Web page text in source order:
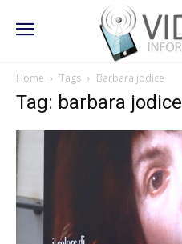
Home Tags Barbara jodice
Tag: barbara jodice